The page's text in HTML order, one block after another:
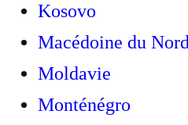
Kosovo
Macédoine du Nord
Moldavie
Monténégro